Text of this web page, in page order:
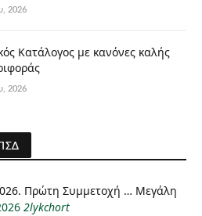
2026
Κατάλογος με κανόνες καλής
2026
Πρώτη Συμμετοχή … Μεγάλη
2lykchort